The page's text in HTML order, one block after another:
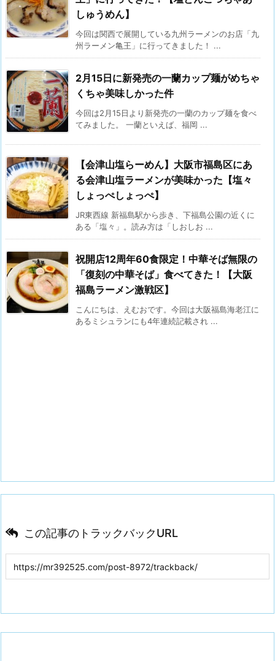
しゅうめん】
今回は関西で展開している九州ラーメンのお店「九
州ラーメン亀王」に行ってきました！ ...
2月15日に新発売の一蘭カップ麺がめちゃ
くちゃ美味しかった件
今回は2月15日より新発売の一蘭のカップ麺を食べ
てみました。 一蘭といえば、福岡 ...
【会津山塩らーめん】大阪市福島区にあ
る会津山塩ラーメンが美味かった【塩々
しょっぺしょっぺ】
JR東西線 新福島駅から歩き、下福島公園の近くに
ある「塩々」。読み方は「しおしお ...
祝開店12周年60食限定！中華そば無限の
「復刻の中華そば」食べてきた！【大阪
福島ラーメン激戦区】
こんにちは、えむおです。今回は大阪福島海老江に
あるミシュランにも4年連続記載され ...
この記事のトラックバックURL